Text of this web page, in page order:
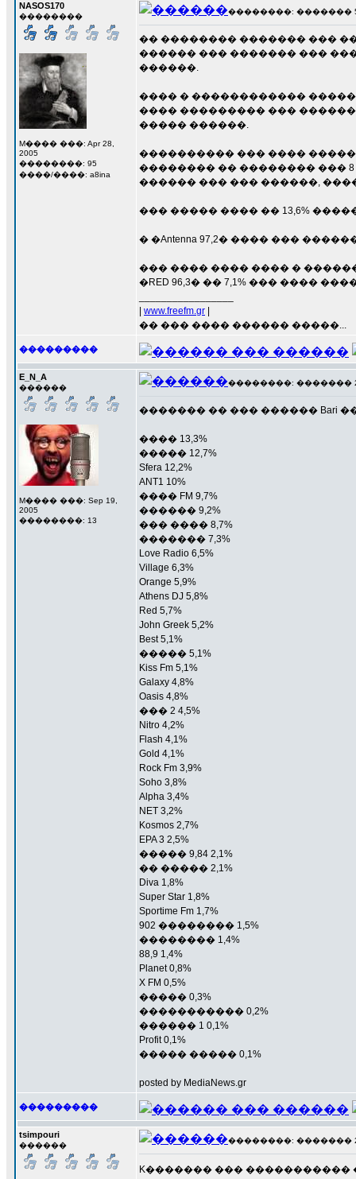
NASOS170
��������
M���� ���: Apr 28,
2005
��������: 95
����/����: a8ina
��������: ������� 5
�� �������� ������� ���
������ ��� ������� ���
������.
���� � ������������ �����
���� ��������� ���
����� ������.
���������� ��� ����
�������� �� �������� ���
������ ��� ��� ������,
��� ����� ���� �� 13,6%
� �Antenna 97,2� ���� ���
��� ���� ���� ���� � �������
�RED 96,3� �� 7,1% ��� ���� ����
www.freefm.gr
�� ��� ���� ������ �����...
���������
E_N_A
������
M���� ���: Sep 19,
2005
��������: 13
��������: ������� 27
������� �� ��� ������ Bari
���� 13,3%
����� 12,7%
Sfera 12,2%
ANT1 10%
���� FM 9,7%
������ 9,2%
��� ���� 8,7%
������� 7,3%
Love Radio 6,5%
Village 6,3%
Orange 5,9%
Athens DJ 5,8%
Red 5,7%
John Greek 5,2%
Best 5,1%
����� 5,1%
Kiss Fm 5,1%
Galaxy 4,8%
Oasis 4,8%
��� 2 4,5%
Nitro 4,2%
Flash 4,1%
Gold 4,1%
Rock Fm 3,9%
Soho 3,8%
Alpha 3,4%
NET 3,2%
Kosmos 2,7%
EPA 3 2,5%
����� 9,84 2,1%
�� ����� 2,1%
Diva 1,8%
Super Star 1,8%
Sportime Fm 1,7%
902 �������� 1,5%
�������� 1,4%
88,9 1,4%
Planet 0,8%
X FM 0,5%
����� 0,3%
����������� 0,2%
������ 1 0,1%
Profit 0,1%
����� ����� 0,1%
posted by MediaNews.gr
���������
tsimpouri
������
��������: ������� 28
K������� ��� �����������